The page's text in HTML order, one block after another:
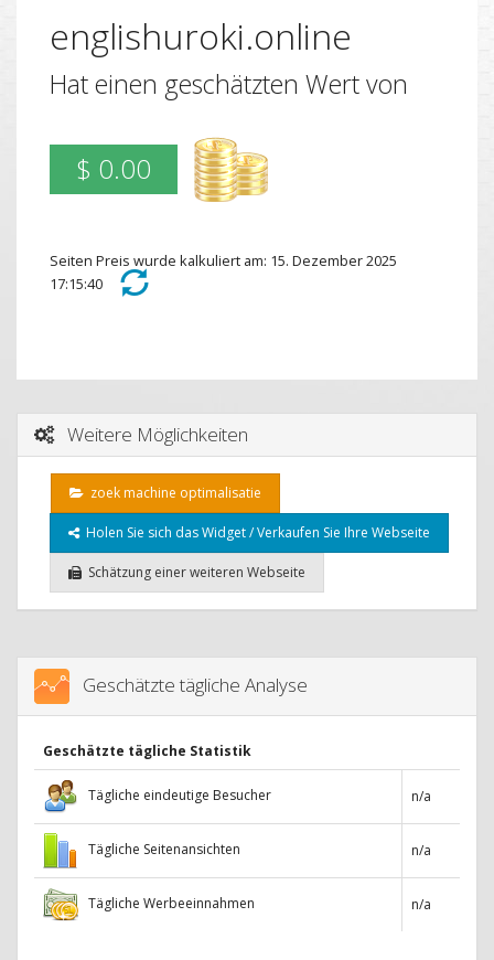
englishuroki.online
Hat einen geschätzten Wert von
$ 0.00
Seiten Preis wurde kalkuliert am: 15. Dezember 2025
17:15:40
Weitere Möglichkeiten
zoek machine optimalisatie
Holen Sie sich das Widget / Verkaufen Sie Ihre Webseite
Schätzung einer weiteren Webseite
Geschätzte tägliche Analyse
Geschätzte tägliche Statistik
Tägliche eindeutige Besucher n/a
Tägliche Seitenansichten n/a
Tägliche Werbeeinnahmen n/a